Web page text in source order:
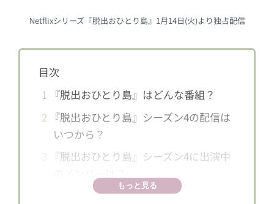
Netflixシリーズ『脱出おひとり島』1月14日(火)より独占配信
目次
1 『脱出おひとり島』はどんな番組？
2 『脱出おひとり島』シーズン4の配信は
いつから？
『脱出おひとり島』シーズン4に出演中
女性メンバー一覧
もっと見る